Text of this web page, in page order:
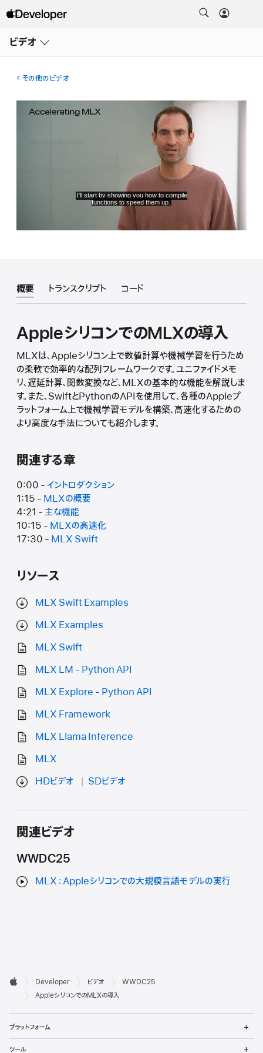
ビデオ
ー
その他のビデオ
概要 トランスクリプト コード
AppleシリコンでのMLXの導入
MLXは、Appleシリコン上で数値計算や機械学習を行うため
の柔軟で効率的な配列フレームワークです。ユニファイドメモ
リ、遅延計算、関数変換など、MLXの基本的な機能を解説しま
す。また、SwiftとPythonのAPIを使用して、各種のAppleプ
ラットフォーム上で機械学習モデルを構築、高速化するための
より高度な手法についても紹介します。
関連する章
0:00 - イントロダクション
1:15 - MLXの概要
4:21 - 主な機能
10:15 - MLXの高速化
17:30 - MLX Swift
リソース
MLX Swift Examples
MLX Examples
MLX Swift
MLX LM - Python API
MLX Explore - Python API
MLX Framework
MLX Llama Inference
MLX
HDビデオ
SDビデオ
関連ビデオ
WWDC25
MLX：Appleシリコンでの大規模言語モデルの実行
デ
ロ
ッ

Apple
Developer ビデオ
WWDC25
AppleシリコンでのMLXの導入
プラットフォーム
ュ
ツール